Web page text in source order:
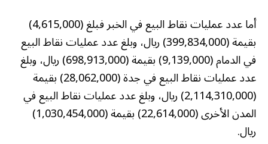
أما عدد عمليات نقاط البيع في الخبر فبلغ (4,615,000)
بقيمة (399,834,000) ريال، وبلغ عدد عمليات نقاط البيع
في الدمام (9,139,000) بقيمة (698,913,000) ريال، وبلغ
عدد عمليات نقاط البيع في جدة (28,062,000) بقيمة
(2,114,310,000) ريال، وبلغ عدد عمليات نقاط البيع في
المدن الأخرى (22,614,000) بقيمة (1,030,454,000)
ريال.